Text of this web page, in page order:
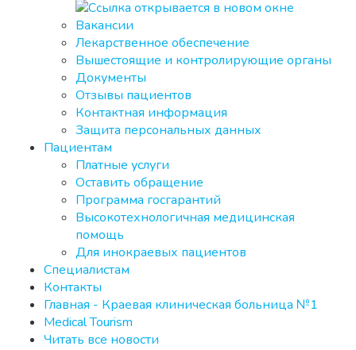
Вакансии
Лекарственное обеспечение
Вышестоящие и контролирующие органы
Документы
Отзывы пациентов
Контактная информация
Защита персональных данных
Пациентам
Платные услуги
Оставить обращение
Программа госгарантий
Высокотехнологичная медицинская
помощь
Для инокраевых пациентов
Специалистам
Контакты
Главная - Краевая клиническая больница №1
Medical Tourism
Читать все новости